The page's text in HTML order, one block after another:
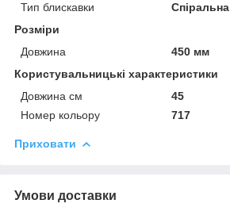
Тип блискавки
Спіральна
Розміри
Довжина
450 мм
Користувальницькі характеристики
Довжина см
45
Номер кольору
717
Приховати
Умови доставки